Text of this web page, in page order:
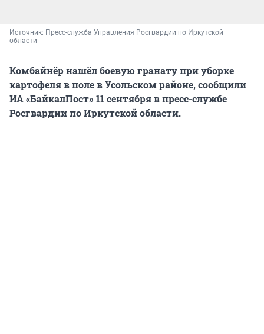
Источник: Пресс-служба Управления Росгвардии по Иркутской
области
Комбайнёр нашёл боевую гранату при уборке
картофеля в поле в Усольском районе, сообщили
ИА «БайкалПост» 11 сентября в пресс-службе
Росгвардии по Иркутской области.